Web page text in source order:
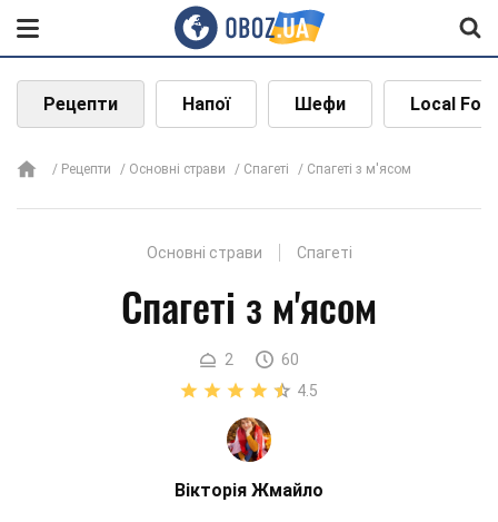
Рецепти Напої Шефи Local
Рецепти Основні страви Спагеті Спагеті з м'ясом
Основні страви Спагеті
Спагеті з м'ясом
2
60
4.5
Вікторія Жмайло